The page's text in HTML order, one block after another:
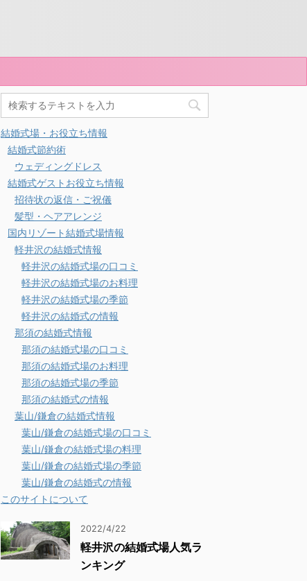
結婚式場・お役立ち情報
結婚式節約術
ウェディングドレス
結婚式ゲストお役立ち情報
招待状の返信・ご祝儀
髪型・ヘアアレンジ
国内リゾート結婚式場情報
軽井沢の結婚式情報
軽井沢の結婚式場の口コミ
軽井沢の結婚式場のお料理
軽井沢の結婚式場の季節
軽井沢の結婚式の情報
那須の結婚式情報
那須の結婚式場の口コミ
那須の結婚式場のお料理
那須の結婚式場の季節
那須の結婚式の情報
葉山/鎌倉の結婚式情報
葉山/鎌倉の結婚式場の口コミ
葉山/鎌倉の結婚式場の料理
葉山/鎌倉の結婚式場の季節
葉山/鎌倉の結婚式の情報
このサイトについて
2022/4/22
軽井沢の結婚式場人気ラ
ンキング